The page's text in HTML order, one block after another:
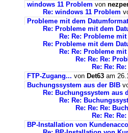
windows 11 Problem von
Re: windows 11 Problem
Probleme mit dem
Re: Probleme mit dem
Re: Re: Probleme
Re: Probleme mit dem
Re: Re: Probleme
Re: Re: Re:
Re: Re:
FTP-Zugang... von Det63 am
Buchungssystem aus der BIB
Re: Buchungssystem aus
Re: Re:
Re: Re: Re:
Re: Re:
BP-Installation von